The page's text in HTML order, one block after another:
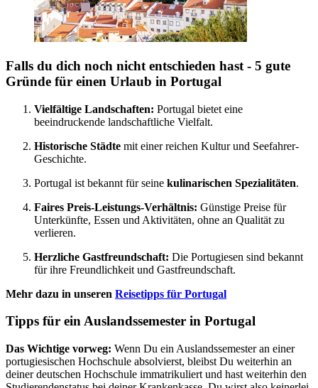
Falls du dich noch nicht entschieden hast - 5 gute
Gründe für einen Urlaub in Portugal
Vielfältige Landschaften: Portugal bietet eine
beeindruckende landschaftliche Vielfalt.
Historische Städte mit einer reichen Kultur und Seefahrer-
Geschichte.
Portugal ist bekannt für seine kulinarischen Spezialitäten.
Faires Preis-Leistungs-Verhältnis: Günstige Preise für
Unterkünfte, Essen und Aktivitäten, ohne an Qualität zu
verlieren.
Herzliche Gastfreundschaft: Die Portugiesen sind bekannt
für ihre Freundlichkeit und Gastfreundschaft.
Mehr dazu in unseren Reisetipps für Portugal
Tipps für ein Auslandssemester in Portugal
Das Wichtige vorweg: Wenn Du ein Auslandssemester an einer
portugiesischen Hochschule absolvierst, bleibst Du weiterhin an
deiner deutschen Hochschule immatrikuliert und hast weiterhin den